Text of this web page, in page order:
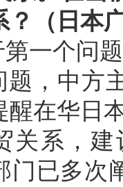
？（日本
一个问
题，中方
醒在华日
关系，
门已多